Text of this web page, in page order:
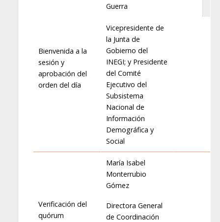
Bienvenida a la
sesión y
aprobación del
orden del día
Guerra
Vicepresidente de
la Junta de
Gobierno del
INEGI; y Presidente
del Comité
Ejecutivo del
Subsistema
Nacional de
Información
Demográfica y
Social
Verificación del
quórum
María Isabel
Monterrubio
Gómez
Directora General
de Coordinación